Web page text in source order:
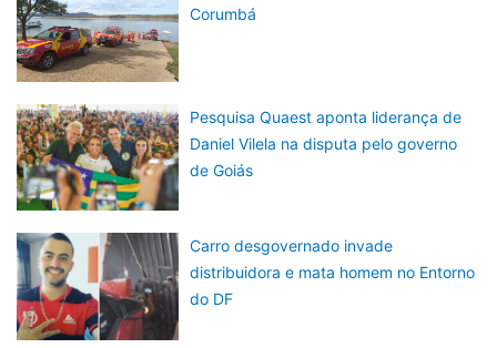
Corumbá
Pesquisa Quaest aponta liderança de
Daniel Vilela na disputa pelo governo
de Goiás
Carro desgovernado invade
distribuidora e mata homem no Entorno
do DF